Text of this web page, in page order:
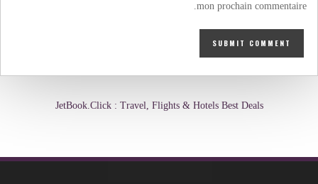
mon prochain commentaire.
JetBook.Click : Travel, Flights & Hotels Best Deals